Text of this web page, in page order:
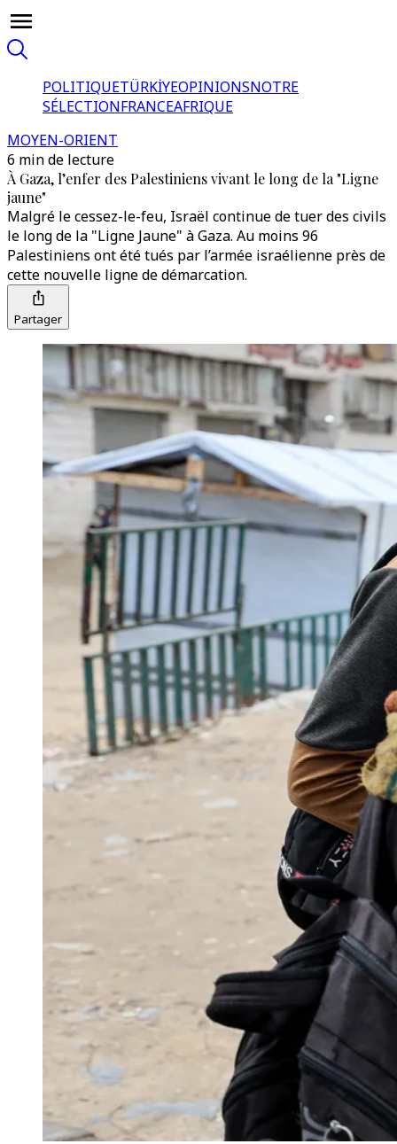
POLITIQUETÜRKİYEOPINIONSNOTRE
SÉLECTIONFRANCEAFRIQUE
MOYEN-ORIENT
6 min de lecture
À Gaza, l’enfer des Palestiniens vivant le long de la "Ligne
jaune"
Malgré le cessez-le-feu, Israël continue de tuer des civils
le long de la "Ligne Jaune" à Gaza. Au moins 96
Palestiniens ont été tués par l’armée israélienne près de
cette nouvelle ligne de démarcation.
Partager